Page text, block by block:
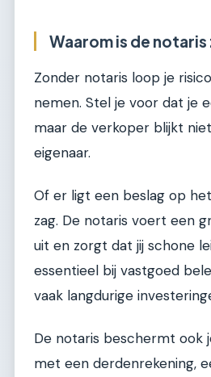
Waarom is de
Zonder notaris loop je
nemen. Stel je voor dat je
maar de verkoper blijkt
eigenaar.
Of er ligt een beslag op
zag. De notaris voert een
uit en zorgt dat jij schone
essentieel bij vastgoed
vaak langdurige
De notaris beschermt ook
met een derdenrekening,